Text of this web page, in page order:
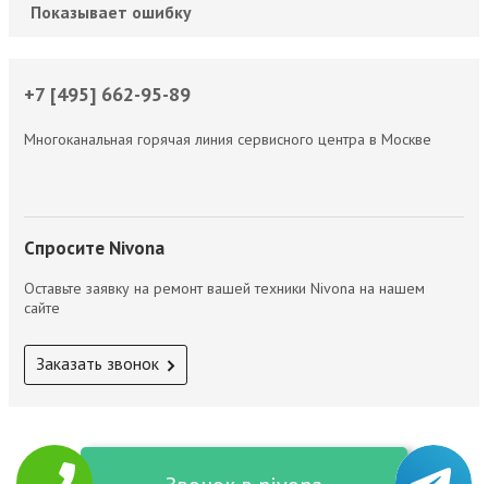
Показывает ошибку
+7 [495] 662-95-89
Многоканальная горячая линия сервисного центра в Москве
Спросите Nivona
Оставьте заявку на ремонт вашей техники Nivona на нашем
сайте
Заказать звонок